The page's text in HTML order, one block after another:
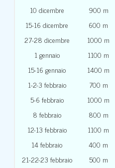
10 dicembre
900 m
15-16 dicembre
600 m
27-28 dicembre
1000 m
1 gennaio
1100 m
15-16 gennaio
1400 m
1-2-3 febbraio
700 m
5-6 febbraio
1000 m
8 febbraio
800 m
12-13 febbraio
1100 m
14 febbraio
400 m
21-22-23 febbraio
500 m